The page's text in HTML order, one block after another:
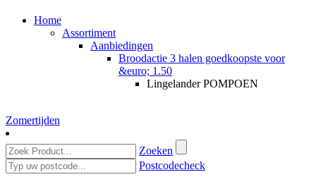
Home
Assortiment
Aanbiedingen
Broodactie 3 halen goedkoopste voor
&euro; 1.50
Lingelander POMPOEN
Zomertijden
Zoeken
Postcodecheck